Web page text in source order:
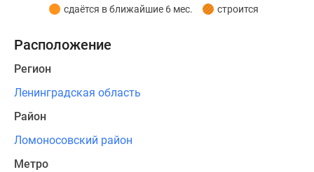
оформлены
спокойной
гамме,
а
расположение
на
уровне
сдаётся в ближайшие 6 мес. строится
Расположение
Регион
Ленинградская область
Район
Ломоносовский район
Метро